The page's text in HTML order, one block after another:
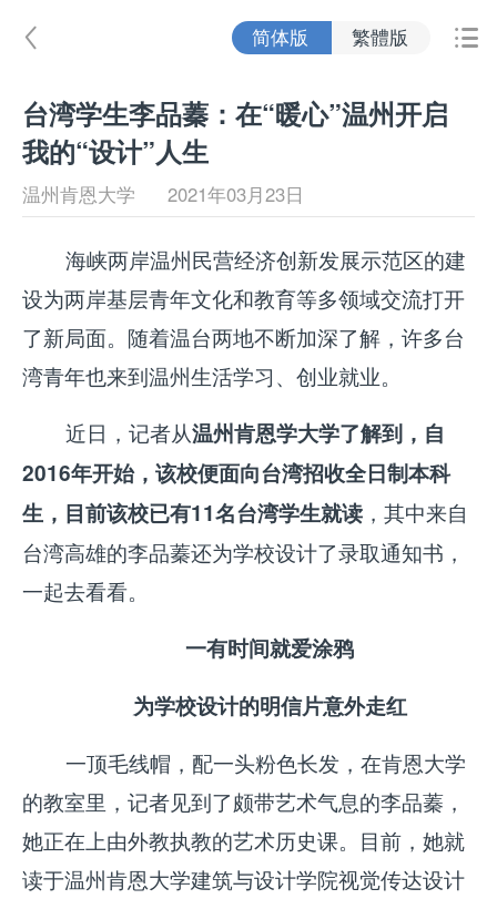
 简体版 繁體版 
台湾学生李品蓁：在“暖心”温州开启
我的“设计”人生
温州肯恩大学 2021年03月23日
海峡两岸温州民营经济创新发展示范区的建
设为两岸基层青年文化和教育等多领域交流打开
了新局面。随着温台两地不断加深了解，许多台
湾青年也来到温州生活学习、创业就业。
近日，记者从温州肯恩学大学了解到，自
2016年开始，该校便面向台湾招收全日制本科
生，目前该校已有11名台湾学生就读 ，其中来自
台湾高雄的李品蓁还为学校设计了录取通知书，
一起去看看。
一有时间就爱涂鸦
为学校设计的明信片意外走红
一顶毛线帽，配一头粉色长发，在肯恩大学
的教室里，记者见到了颇带艺术气息的李品蓁，
她正在上由外教执教的艺术历史课。目前，她就
读于温州肯恩大学建筑与设计学院视觉传达设计